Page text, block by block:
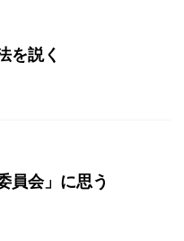
を説く
員会」に思う